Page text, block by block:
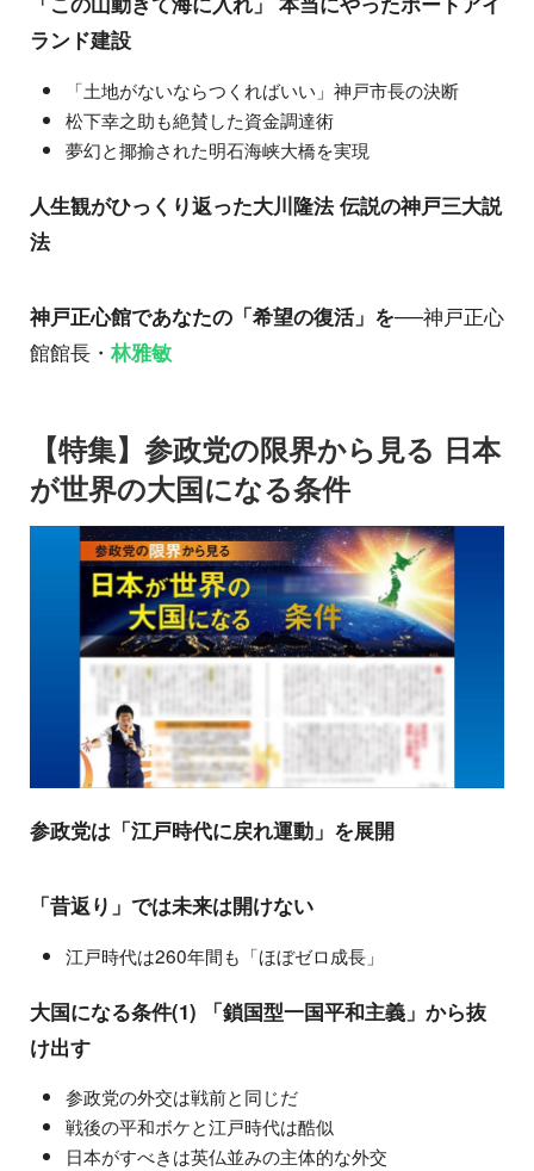
ランド建設
「土地がないならつくればいい」神戸市長の決断
松下幸之助も絶賛した資金調達術
夢幻と揶揄された明石海峡大橋を実現
人生観がひっくり返った大川隆法 伝説の神戸三大説
法
神戸正心館であなたの「希望の復活」を──神戸正心
館館長・ 林雅敏
【特集】参政党の限界から見る 日本
が世界の大国になる条件
参政党は「江戸時代に戻れ運動」を展開
「昔返り」では未来は開けない
江戸時代は260年間も「ほぼゼロ成長」
大国になる条件(1) 「鎖国型一国平和主義」から抜
け出す
参政党の外交は戦前と同じだ
戦後の平和ボケと江戸時代は酷似
日本がすべきは英仏並みの主体的な外交